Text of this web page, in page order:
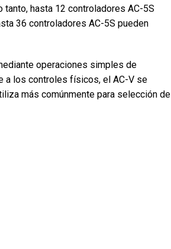
hasta 12 controladores AC-5S
36 controladores AC-5S pueden
operaciones simples de
a los controles físicos, el AC-V se
más comúnmente para selección de